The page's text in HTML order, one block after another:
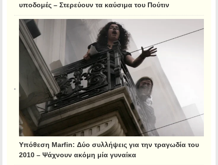
υποδομές – Στερεύουν τα καύσιμα του Πούτιν
Υπόθεση Marfin: Δύο συλλήψεις για την τραγωδία του
2010 – Ψάχνουν ακόμη μία γυναίκα